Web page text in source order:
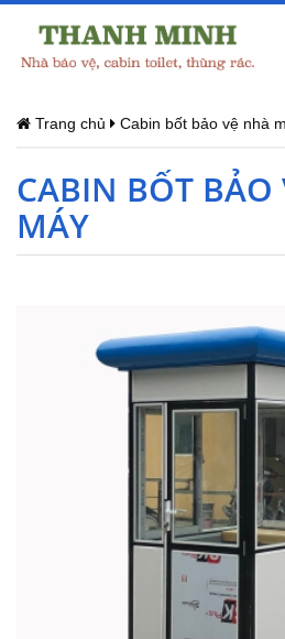
Trang chủ Cabin bốt bảo vệ nhà
CABIN BỐT BẢO
MÁY